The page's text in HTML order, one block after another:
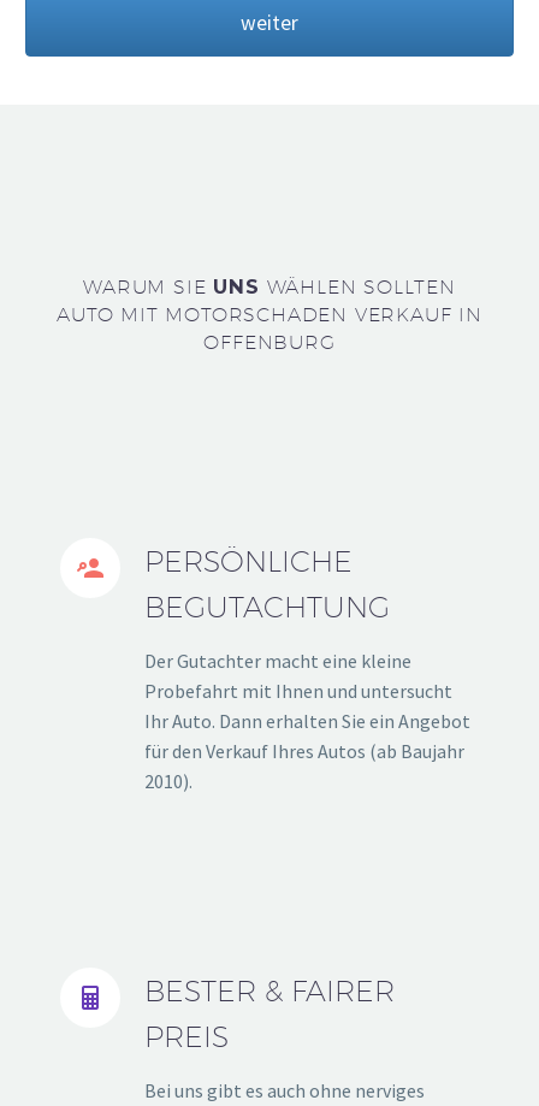
weiter
WARUM SIE UNS WÄHLEN SOLLTEN
AUTO MIT MOTORSCHADEN VERKAUF IN
OFFENBURG


PERSÖNLICHE
BEGUTACHTUNG
Der Gutachter macht eine kleine
Probefahrt mit Ihnen und untersucht
Ihr Auto. Dann erhalten Sie ein Angebot
für den Verkauf Ihres Autos (ab Baujahr
2010).


BESTER & FAIRER
PREIS
Bei uns gibt es auch ohne nerviges